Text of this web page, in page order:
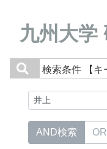
九州大学
検索条件 【
AND検索